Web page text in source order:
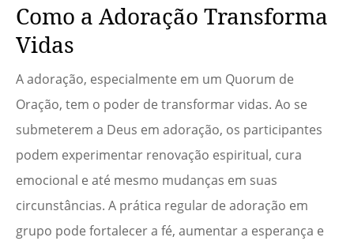
Como a Adoração Transforma
Vidas
A adoração, especialmente em um Quorum de
Oração, tem o poder de transformar vidas. Ao se
submeterem a Deus em adoração, os participantes
podem experimentar renovação espiritual, cura
emocional e até mesmo mudanças em suas
circunstâncias. A prática regular de adoração em
grupo pode fortalecer a fé, aumentar a esperança e